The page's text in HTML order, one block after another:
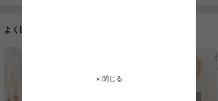
× 閉じる
よく比較される商品